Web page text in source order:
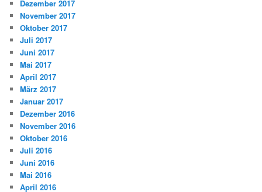
Dezember 2017
November 2017
Oktober 2017
Juli 2017
Juni 2017
Mai 2017
April 2017
März 2017
Januar 2017
Dezember 2016
November 2016
Oktober 2016
Juli 2016
Juni 2016
Mai 2016
April 2016